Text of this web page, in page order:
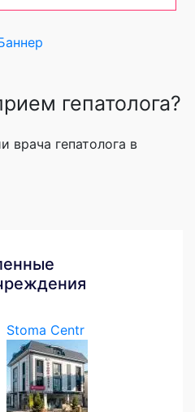
гепатолога?
врача гепатолога в
Stoma Centr